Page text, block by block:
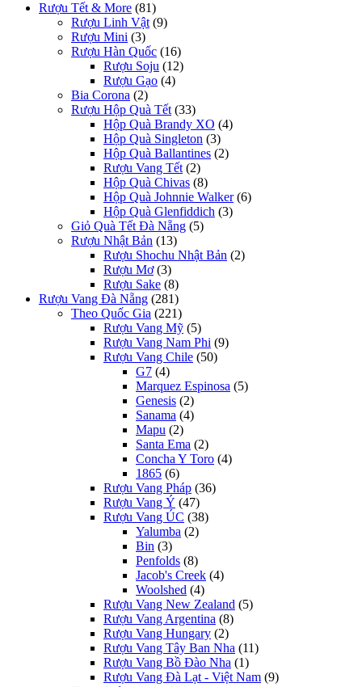
Rượu Tết & More (81)
Rượu Linh Vật (9)
Rượu Mini (3)
Rượu Hàn Quốc (16)
Rượu Soju (12)
Rượu Gạo (4)
Bia Corona (2)
Rượu Hộp Quà Tết (33)
Hộp Quà Brandy XO (4)
Hộp Quà Singleton (3)
Hộp Quà Ballantines (2)
Rượu Vang Tết (2)
Hộp Quà Chivas (8)
Hộp Quà Johnnie Walker (6)
Hộp Quà Glenfiddich (3)
Giỏ Quà Tết Đà Nẵng (5)
Rượu Nhật Bản (13)
Rượu Shochu Nhật Bản (2)
Rượu Mơ (3)
Rượu Sake (8)
Rượu Vang Đà Nẵng (281)
Theo Quốc Gia (221)
Rượu Vang Mỹ (5)
Rượu Vang Nam Phi (9)
Rượu Vang Chile (50)
G7 (4)
Marquez Espinosa (5)
Genesis (2)
Sanama (4)
Mapu (2)
Santa Ema (2)
Concha Y Toro (4)
1865 (6)
Rượu Vang Pháp (36)
Rượu Vang Ý (47)
Rượu Vang ÚC (38)
Yalumba (2)
Bin (3)
Penfolds (8)
Jacob's Creek (4)
Woolshed (4)
Rượu Vang New Zealand (5)
Rượu Vang Argentina (8)
Rượu Vang Hungary (2)
Rượu Vang Tây Ban Nha (11)
Rượu Vang Bồ Đào Nha (1)
Rượu Vang Đà Lạt - Việt Nam (9)